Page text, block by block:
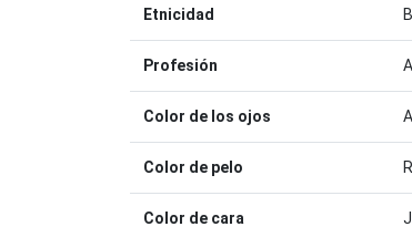
Etnicidad
Profesión
Color de los ojos
Color de pelo
Color de cara